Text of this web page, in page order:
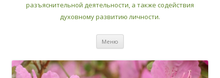
разъяснительной деятельности, а также содействия
духовному развитию личности.
Меню